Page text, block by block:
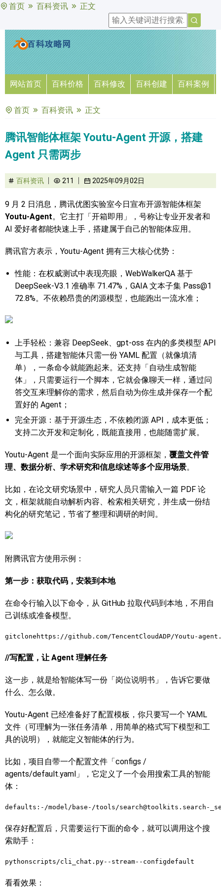
首页 百科资讯 正文
网站首页 百科价格 百科修改 百科创建 百科案例
首页 百科资讯 正文
腾讯智能体框架 Youtu-Agent 开源，搭建
Agent 只需两步
百科资讯 211 2025年09月02日
9 月 2 日消息，腾讯优图实验室今日宣布开源智能体框架
Youtu-Agent。它主打「开箱即用」，号称让专业开发者和
AI 爱好者都能快速上手，搭建属于自己的智能体应用。
腾讯官方表示，Youtu-Agent 拥有三大核心优势：
性能：在权威测试中表现亮眼，WebWalkerQA 基于
DeepSeek-V3.1 准确率 71.47%，GAIA 文本子集 Pass@1
72.8%。不依赖昂贵的闭源模型，也能跑出一流水准；
上手轻松：兼容 DeepSeek、gpt-oss 在内的多类模型 API
与工具，搭建智能体只需一份 YAML 配置（就像填清
单），一条命令就能跑起来。还支持「自动生成智能
体」，只需要运行一个脚本，它就会像聊天一样，通过问
答交互来理解你的需求，然后自动为你生成并保存一个配
置好的 Agent；
完全开源：基于开源生态，不依赖闭源 API，成本更低；
支持二次开发和定制化，既能直接用，也能随需扩展。
Youtu-Agent 是一个面向实际应用的开源框架， 覆盖文件管
理、数据分析、学术研究和信息综述等多个应用场景。
比如，在论文研究场景中，研究人员只需输入一篇 PDF 论
文，框架就能自动解析内容、检索相关研究，并生成一份结
构化的研究笔记，节省了整理和调研的时间。
附腾讯官方使用示例：
第一步：获取代码，安装到本地
在命令行输入以下命令，从 GitHub 拉取代码到本地，不用自
己训练或准备模型。
gitclonehttps://github.com/TencentCloudADP/Youtu-
//写配置，让 Agent 理解任务
这一步，就是给智能体写一份「岗位说明书」，告诉它要做
什么、怎么做。
Youtu-Agent 已经准备好了配置模板，你只要写一个 YAML
文件（可理解为一张任务清单，用简单的格式写下模型和工
具的说明），就能定义智能体的行为。
比如，项目自带一个配置文件「configs /
agents/default.yaml」，它定义了一个会用搜索工具的智能
体：
defaults:-/model/base-/tools/search@toolkits.search-
保存好配置后，只需要运行下面的命令，就可以调用这个搜
索助手：
pythonscripts/cli_chat.py--stream--configdefault
看看效果：